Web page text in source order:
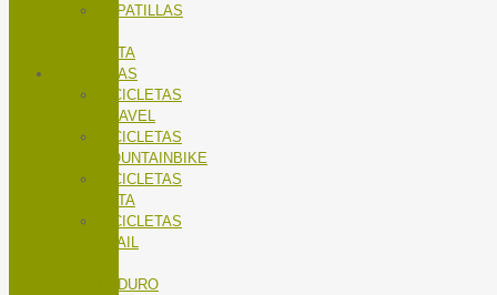
ZAPATILLAS
RUTA
BICICLETAS
BICICLETAS
GRAVEL
BICICLETAS
MOUNTAINBIKE
BICICLETAS
RUTA
BICICLETAS
TRAIL
ENDURO